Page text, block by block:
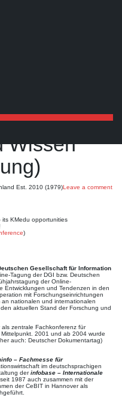
will always be there. Peace means
dialogue, education, knowledge; and
für
Wissen
Est. 2010 (1979)Leave a comment
KMedu opportunities
)
Gesellschaft für Information
Tagung der DGI bzw. Deutschen
der Online-
Entwicklungen und Tendenzen in den
mit Forschungseinrichtungen
nationalen und internationalen
aktuellen Stand der Forschung und
als zentrale Fachkonferenz für
2001 und ab 2004 wurde
auch: Deutscher Dokumentartag)
– Fachmesse für
im deutschsprachigen
derinfobase – Internationale
seit 1987 auch zusammen mit der
der CeBIT in Hannover als